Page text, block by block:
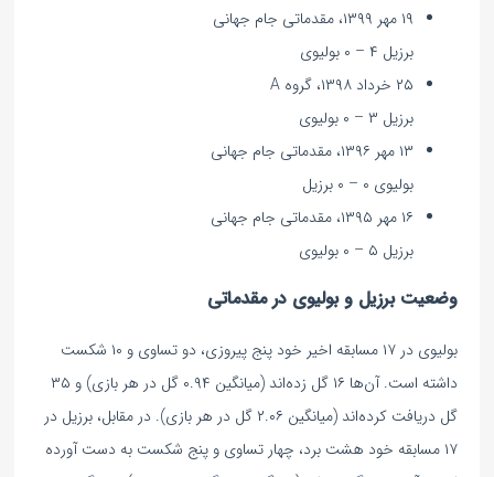
۱۹ مهر ۱۳۹۹، مقدماتی جام جهانی
برزیل ۴ – ۰ بولیوی
۲۵ خرداد ۱۳۹۸، گروه A
برزیل ۳ – ۰ بولیوی
۱۳ مهر ۱۳۹۶، مقدماتی جام جهانی
بولیوی ۰ – ۰ برزیل
۱۶ مهر ۱۳۹۵، مقدماتی جام جهانی
برزیل ۵ – ۰ بولیوی
وضعیت برزیل و بولیوی در مقدماتی
بولیوی در ۱۷ مسابقه اخیر خود پنج پیروزی، دو تساوی و ۱۰ شکست
داشته است. آن‌ها ۱۶ گل زده‌اند (میانگین ۰.۹۴ گل در هر بازی) و ۳۵
گل دریافت کرده‌اند (میانگین ۲.۰۶ گل در هر بازی). در مقابل، برزیل در
۱۷ مسابقه خود هشت برد، چهار تساوی و پنج شکست به دست آورده